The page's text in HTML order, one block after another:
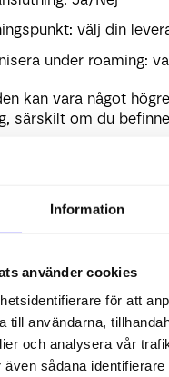
Information
använder cookies
för att
till användarna,
och analysera vår
även sådana identifierare
välj din
under roaming:
kan vara något
särskilt om du
Det
hos
Lösenordet för ditt
hos NetClient